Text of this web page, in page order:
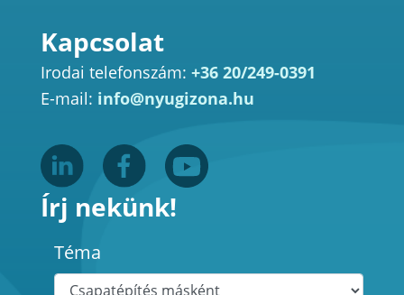
Kapcsolat
Irodai telefonszám: +36 20/249-0391
E-mail: info@nyugizona.hu
Írj nekünk!
Téma